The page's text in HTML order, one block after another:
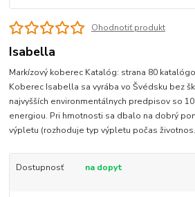
Ohodnotiť produkt
Isabella
Markízový koberec Katalóg: strana 80
Koberec Isabella sa vyrába vo Švédsku bez
najvyšších environmentálnych predpisov so
energiou. Pri hmotnosti sa dbalo na dobrý
výpletu (rozhoduje typ výpletu počas
Dostupnosť na dopyt